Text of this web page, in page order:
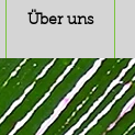
Über uns